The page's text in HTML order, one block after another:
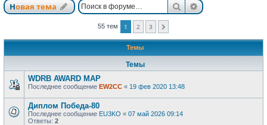
Новая тема ПоискРасширенный
55 тем 1 2 3
Темы
Темы
WDRB AWARD MAP
Последнее сообщение EW2CC « 19 фев 2020 13:48
Диплом Победа-80
Последнее сообщение EU3KO « 07 май 2026 09:14
Ответы: 2